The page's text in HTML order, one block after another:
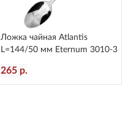
Ложка чайная Atlantis
L=144/50 мм Eternum 3010-3
265 р.